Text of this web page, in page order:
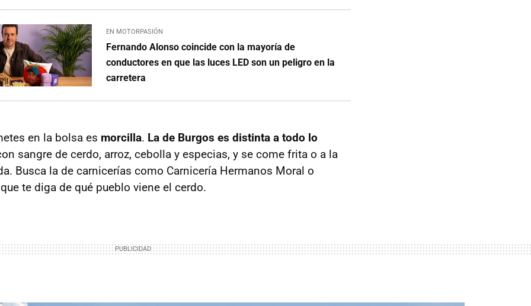
EN MOTORPASIÓN
Fernando Alonso coincide con la mayoría de
conductores en que las luces LED son un peligro en la
carretera
en la bolsa es morcilla. La de Burgos es distinta a todo lo
sangre de cerdo, arroz, cebolla y especias, y se come frita o a la
Busca la de carnicerías como Carnicería Hermanos Moral o
te diga de qué pueblo viene el cerdo.